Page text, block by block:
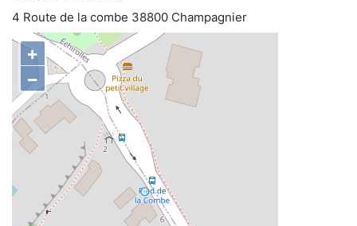
4 Route de la combe 38800 Champagnier
+
−